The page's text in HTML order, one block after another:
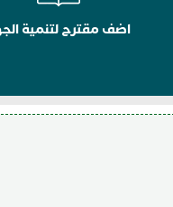
اضف مقترح لتنمية